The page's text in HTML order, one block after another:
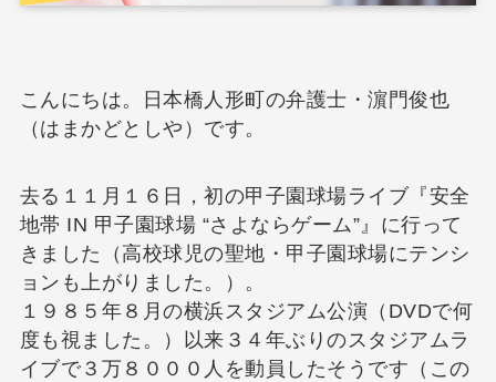
こんにちは。日本橋人形町の弁護士・濵門俊也
（はまかどとしや）です。
去る１１月１６日，初の甲子園球場ライブ『安全
地帯 IN 甲子園球場 “さよならゲーム”』に行って
きました（高校球児の聖地・甲子園球場にテンシ
ョンも上がりました。）。
１９８５年８月の横浜スタジアム公演（DVDで何
度も視ました。）以来３４年ぶりのスタジアムラ
イブで３万８０００人を動員したそうです（この